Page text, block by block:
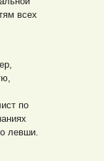
всех
по
левши.